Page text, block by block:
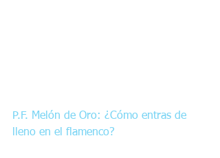
P.F. Melón de Oro: ¿Cómo entras de
lleno en el flamenco?